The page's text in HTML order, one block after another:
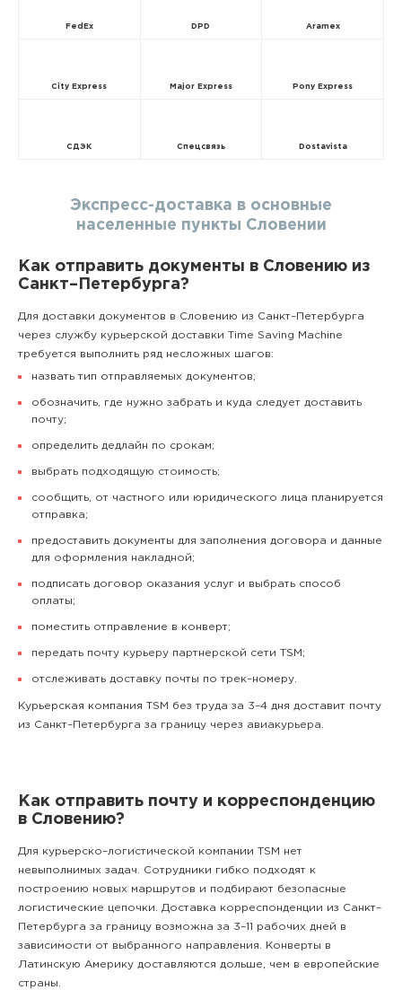
FedEx DPD Aramex
City Express Major Express Pony Express
СДЭК Спецсвязь Dostavista
Экспресс-доставка в основные
населенные пункты Словении
Как отправить документы в Словению из
Санкт–Петербурга?
Для доставки документов в Словению из Санкт–Петербурга
через службу курьерской доставки Time Saving Machine
требуется выполнить ряд несложных шагов:
назвать тип отправляемых документов;
обозначить, где нужно забрать и куда следует доставить
почту;
определить дедлайн по срокам;
выбрать подходящую стоимость;
сообщить, от частного или юридического лица планируется
отправка;
предоставить документы для заполнения договора и данные
для оформления накладной;
подписать договор оказания услуг и выбрать способ
оплаты;
поместить отправление в конверт;
передать почту курьеру партнерской сети TSM;
отслеживать доставку почты по трек–номеру.
Курьерская компания TSM без труда за 3–4 дня доставит почту
из Санкт–Петербурга за границу через авиакурьера.
Как отправить почту и корреспонденцию
в Словению?
Для курьерско–логистической компании TSM нет
невыполнимых задач. Сотрудники гибко подходят к
построению новых маршрутов и подбирают безопасные
логистические цепочки. Доставка корреспонденции из Санкт–
Петербурга за границу возможна за 3–11 рабочих дней в
зависимости от выбранного направления. Конверты в
Латинскую Америку доставляются дольше, чем в европейские
страны.